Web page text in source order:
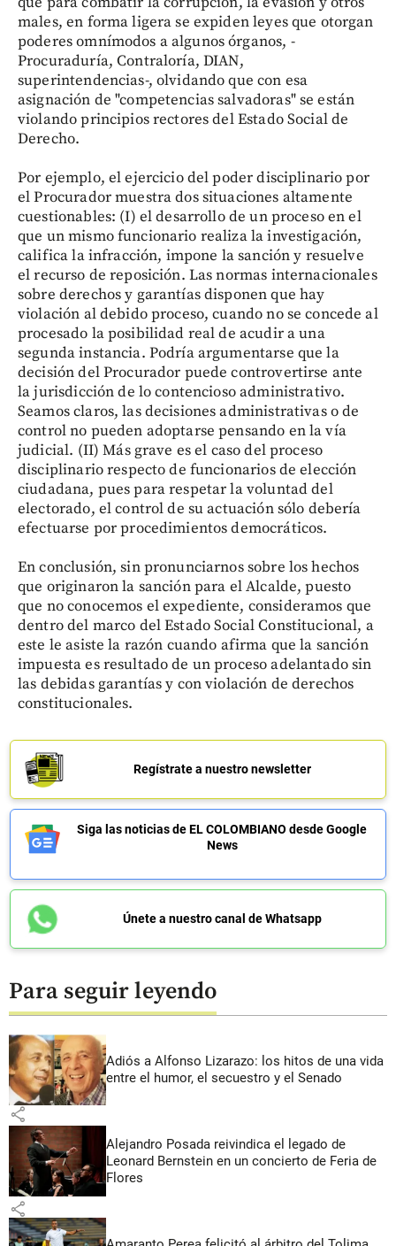
males, en forma ligera se expiden leyes que otorgan
poderes omnímodos a algunos órganos, -
Procuraduría, Contraloría, DIAN,
superintendencias-, olvidando que con esa
asignación de "competencias salvadoras" se están
violando principios rectores del Estado Social de
Derecho.
Por ejemplo, el ejercicio del poder disciplinario por
el Procurador muestra dos situaciones altamente
cuestionables: (I) el desarrollo de un proceso en el
que un mismo funcionario realiza la investigación,
califica la infracción, impone la sanción y resuelve
el recurso de reposición. Las normas internacionales
sobre derechos y garantías disponen que hay
violación al debido proceso, cuando no se concede al
procesado la posibilidad real de acudir a una
segunda instancia. Podría argumentarse que la
decisión del Procurador puede controvertirse ante
la jurisdicción de lo contencioso administrativo.
Seamos claros, las decisiones administrativas o de
control no pueden adoptarse pensando en la vía
judicial. (II) Más grave es el caso del proceso
disciplinario respecto de funcionarios de elección
ciudadana, pues para respetar la voluntad del
electorado, el control de su actuación sólo debería
efectuarse por procedimientos democráticos.
En conclusión, sin pronunciarnos sobre los hechos
que originaron la sanción para el Alcalde, puesto
que no conocemos el expediente, consideramos que
dentro del marco del Estado Social Constitucional, a
este le asiste la razón cuando afirma que la sanción
impuesta es resultado de un proceso adelantado sin
las debidas garantías y con violación de derechos
constitucionales.
Regístrate a nuestro newsletter
Siga las noticias de EL COLOMBIANO desde Google
News
Únete a nuestro canal de Whatsapp
Para seguir leyendo
Adiós a Alfonso Lizarazo: los hitos de una vida
entre el humor, el secuestro y el Senado
share
Alejandro Posada reivindica el legado de
Leonard Bernstein en un concierto de Feria de
Flores
share